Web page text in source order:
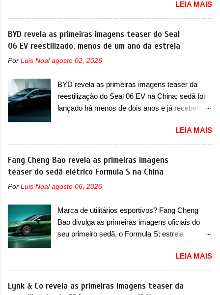
versão hatchback do Logus que chegava
depois de um ano de atraso. A invasão de 1994
foi marcava pelos franceses, alemães,
japoneses e coreanos que chegaram
arrancando corações em nosso mercado. Os
vendas em 1994 foram o Renault R19 que
vinha em 3 versões de carroceria, sendo duas
do hatch e o sedan, a famosa Kia Besta, o Vol...
oficialmente a nova Strada, que aparece com
mudanças visuais e com uma nova opção de
motor. Depois da picape compacta receber o
câmbio automático CVT no ano passado, a Fiat
motor 1.0 12v Turbo Flex, conhecido como
Strada soube ser mutável com avanços
importantes que a concorrência nunca
conseguiu acompanhar e agora ela abre uma
T200, que estreou nos irmãos Pulse e
Fastback. "A Fiat Strada é mais do que uma
picape, é uma verdadeira revolução no
mercado automotivo. Há alguns anos era
improvável pensar que uma picape chagaria ao
Strada fez. Mais do que isso: ela é a prova viva
que time que está ganhando se mexe sim. Ao
longo da sua história, ela...
LEIA MAIS
BYD revela as primeiras imagens teaser do Seal
06 EV reestilizado, menos de um ano da estreia
Por Luis Noal agosto 02, 2026
BYD revela as primeiras imagens teaser da
reestilização do Seal 06 EV na China; sedã foi
lançado há menos de dois anos e já receberá a
primeiras imagens teaser de uma mudança
visual para um dos seus menores sedãs
elétricos na China, pertencente à linha Ocean.
Trata-se do Seal 06 EV, lançado no segundo
O modelo agora passará a ser vendido com
que vão atualizá-los para a identidade visual
mais moderna da marca, mas ainda sem
motivos para que essa mudança já seja tão
nada os primeiros consumidores). Pelas
imagens teaser, se percebe que o sedã contará
com um novo para-choque na dianteira. Ele
LEIA MAIS
Fang Cheng Bao revela as primeiras imagens
teaser do sedã elétrico Formula S na China
Por Luis Noal agosto 06, 2026
Marca de utilitários esportivos? Fang Cheng
Bao divulga as primeiras imagens oficiais do
seu primeiro sedã, o Formula S; estreia
como uma marca com utilitários esportivos, a
Fang Cheng Bao nasceu como uma empresa
voltada a desenvolver utilitários esportivos com
uma pegada mais off-road. E isso funcionou
LEIA MAIS
Lynk & Co revela as primeiras imagens teaser da